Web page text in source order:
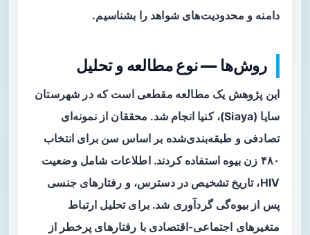
دامنه و محدودیت‌های شواهد را بشناسیم.
روش‌ها — نوع مطالعه و تحلیل
این پژوهش یک مطالعه مقطعی است که در شهرستان
سایا (Siaya)، کنیا انجام شد. محققان از نمونه‌ای
تصادفی و طبقه‌بندی‌شده بر اساس سن برای انتخاب
۴۸۰ زن بیوه استفاده کردند. اطلاعات شامل وضعیت
HIV، تاریخ تشخیص در دسترس، و رفتارهای جنسی
پس از بیوه‌گی گردآوری شد. برای تحلیل ارتباط
متغیرهای اجتماعی-اقتصادی با رفتارهای پرخطر از